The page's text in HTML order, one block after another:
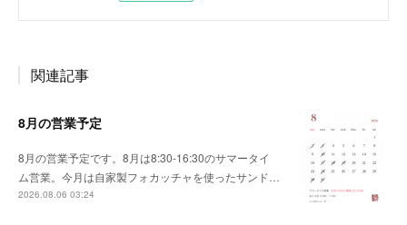
関連記事
8月の営業予定
8月の営業予定です。8月は8:30-16:30のサマータイ
ム営業。今月は自家製フォカッチャを使ったサンド…
2026.08.06 03:24